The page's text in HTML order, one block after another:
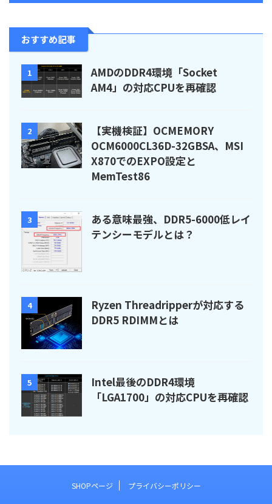
おすすめ記事
1
AMDのDDR4環境「Socket
AM4」の対応CPUを再確認
2
【実機検証】OCMEMORY
OCM6000CL36D-32GBSA、MSI
X870でのEXPO設定と
MemTest86
3
ある意味最強、DDR5-6000低レイ
テンシーモデルとは？
4
Ryzen Threadripperが対応する
DDR5 RDIMMとは
5
Intel最後のDDR4環境
「LGA1700」の対応CPUを再確認
SHOPページ プライバシーポリシー